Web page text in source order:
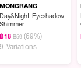
MONGRANG
Day&Night Eyeshadow
Shimmer
฿18 ฿59 (69%)
9 Variations